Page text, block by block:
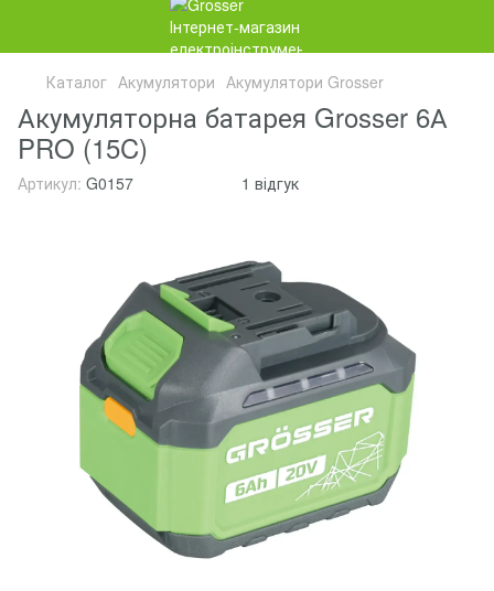
Каталог Акумулятори Акумулятори Grosser
Акумуляторна батарея Grosser 6А
PRO (15C)
Артикул: G0157 1 відгук